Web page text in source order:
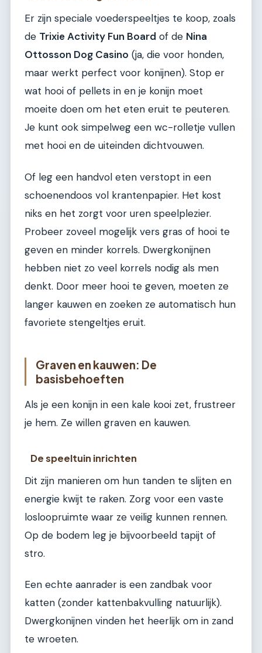
Er zijn speciale voederspeeltjes te koop, zoals
de Trixie Activity Fun Board of de Nina
Ottosson Dog Casino (ja, die voor honden,
maar werkt perfect voor konijnen). Stop er
wat hooi of pellets in en je konijn moet
moeite doen om het eten eruit te peuteren.
Je kunt ook simpelweg een wc-rolletje vullen
met hooi en de uiteinden dichtvouwen.
Of leg een handvol eten verstopt in een
schoenendoos vol krantenpapier. Het kost
niks en het zorgt voor uren speelplezier.
Probeer zoveel mogelijk vers gras of hooi te
geven en minder korrels. Dwergkonijnen
hebben niet zo veel korrels nodig als men
denkt. Door meer hooi te geven, moeten ze
langer kauwen en zoeken ze automatisch hun
favoriete stengeltjes eruit.
Graven en kauwen: De
basisbehoeften
Als je een konijn in een kale kooi zet, frustreer
je hem. Ze willen graven en kauwen.
De speeltuin inrichten
Dit zijn manieren om hun tanden te slijten en
energie kwijt te raken. Zorg voor een vaste
losloopruimte waar ze veilig kunnen rennen.
Op de bodem leg je bijvoorbeeld tapijt of
stro.
Een echte aanrader is een zandbak voor
katten (zonder kattenbakvulling natuurlijk).
Dwergkonijnen vinden het heerlijk om in zand
te wroeten.